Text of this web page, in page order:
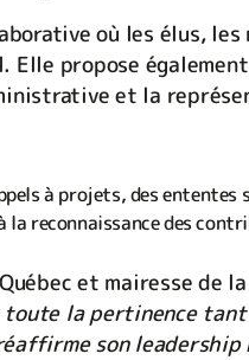
où les élus,
propose
et la
à projets, des ententes
reconnaissance des
et mairesse de
la pertinence
son